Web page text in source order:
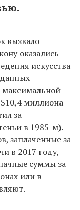
вызвало
оказались
искусства
максимальной
миллиона
за
в 1985-м).
заплаченные за
в 2017 году,
суммы за
или в